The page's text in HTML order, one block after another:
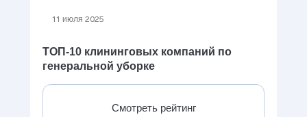
11 июля 2025
ТОП-10 клининговых компаний по
генеральной уборке
Смотреть рейтинг